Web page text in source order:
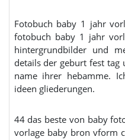
Fotobuch baby 1 jahr
fotobuch baby 1 jahr
hintergrundbilder und
details der geburt fest
name ihrer hebamme.
ideen gliederungen.
44 das beste von baby
vorlage baby bron vform